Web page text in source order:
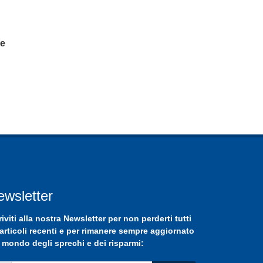
alla nostra Newsletterper non perderti tutti
recenti e per rimanere sempre aggiornato
degli sprechi e dei risparmi: